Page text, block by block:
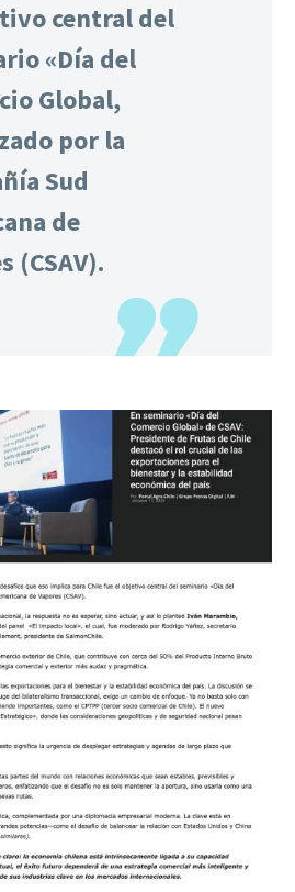
central del
«Día del
Global,
por la
Sud
de
(CSAV).